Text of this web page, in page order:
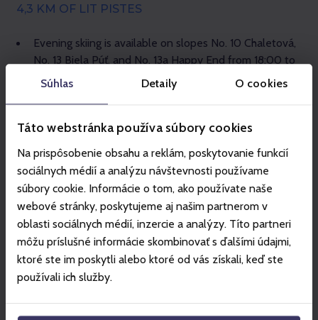
Súhlas Detaily O cookies
Táto webstránka používa súbory cookies
Na prispôsobenie obsahu a reklám, poskytovanie funkcií
sociálnych médií a analýzu návštevnosti používame
súbory cookie. Informácie o tom, ako používate naše
webové stránky, poskytujeme aj našim partnerom v
oblasti sociálnych médií, inzercie a analýzy. Títo partneri
môžu príslušné informácie skombinovať s ďalšími údajmi,
ktoré ste im poskytli alebo ktoré od vás získali, keď ste
používali ich služby.
4,3 KM OF LIT PISTES
Evening skiing is available on slopes No. 10 Chaletová,
No. 13 Biela Púť, and No. 13a Happy End from 18:00 to
21:00..
Koliesko, and 2 toboggan lifts.
During night skiing, the AUDI Crystal Bar at the
beginning of the Biela Púť piste and the Pošta Bar are
open to unwind and recharge with good music and
drinks.
Night skiing operation depends on snow conditions
and can be checked at the e-mail address
info@jasna.sk.
Every ski pass is non-transferable and can only be
If cancelling a ski pass, the fees are as follows: 1 EUR if